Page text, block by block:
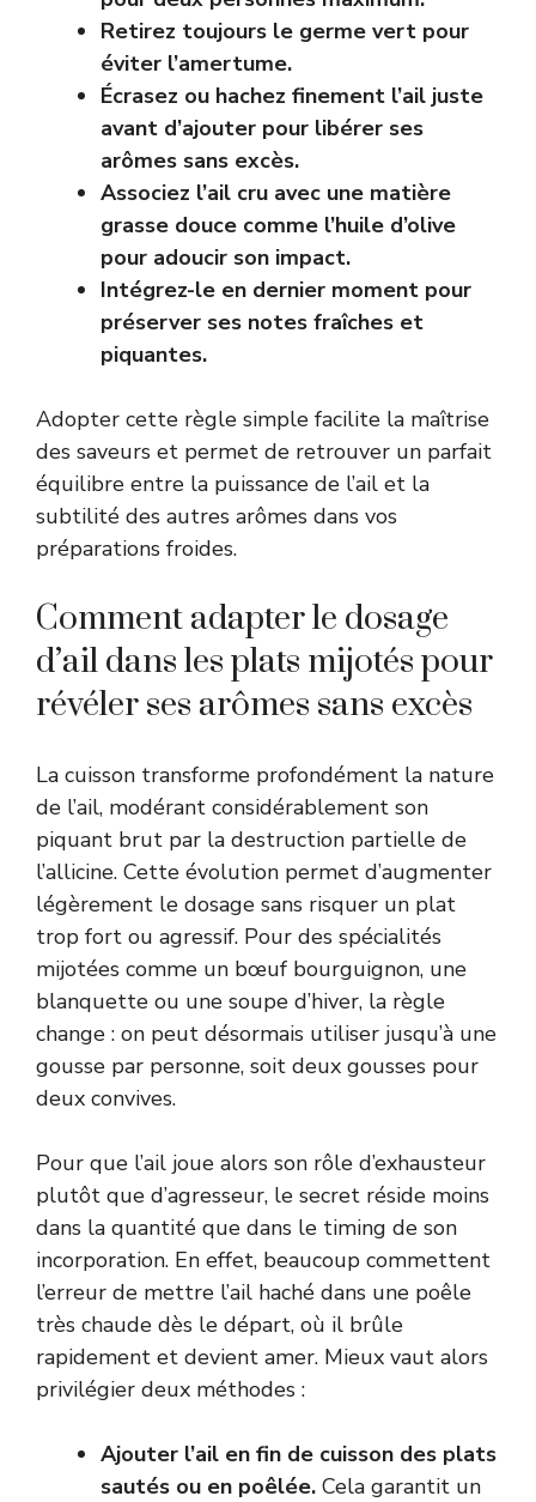
Retirez toujours le germe vert pour
éviter l’amertume.
Écrasez ou hachez finement l’ail juste
avant d’ajouter pour libérer ses
arômes sans excès.
Associez l’ail cru avec une matière
grasse douce comme l’huile d’olive
pour adoucir son impact.
Intégrez-le en dernier moment pour
préserver ses notes fraîches et
piquantes.
Adopter cette règle simple facilite la maîtrise
des saveurs et permet de retrouver un parfait
équilibre entre la puissance de l’ail et la
subtilité des autres arômes dans vos
préparations froides.
Comment adapter le dosage
d’ail dans les plats mijotés pour
révéler ses arômes sans excès
La cuisson transforme profondément la nature
de l’ail, modérant considérablement son
piquant brut par la destruction partielle de
l’allicine. Cette évolution permet d’augmenter
légèrement le dosage sans risquer un plat
trop fort ou agressif. Pour des spécialités
mijotées comme un bœuf bourguignon, une
blanquette ou une soupe d’hiver, la règle
change : on peut désormais utiliser jusqu’à une
gousse par personne, soit deux gousses pour
deux convives.
Pour que l’ail joue alors son rôle d’exhausteur
plutôt que d’agresseur, le secret réside moins
dans la quantité que dans le timing de son
incorporation. En effet, beaucoup commettent
l’erreur de mettre l’ail haché dans une poêle
très chaude dès le départ, où il brûle
rapidement et devient amer. Mieux vaut alors
privilégier deux méthodes :
Ajouter l’ail en fin de cuisson des plats
sautés ou en poêlée. Cela garantit un